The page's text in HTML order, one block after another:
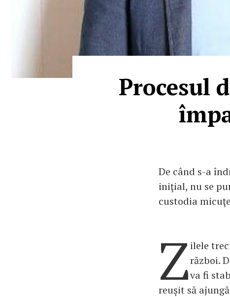
Procesul
De când s-a
iniţial, nu se
custodia
Zilele
război.
va fi
reuşit să